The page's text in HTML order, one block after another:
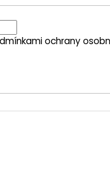
ochrany